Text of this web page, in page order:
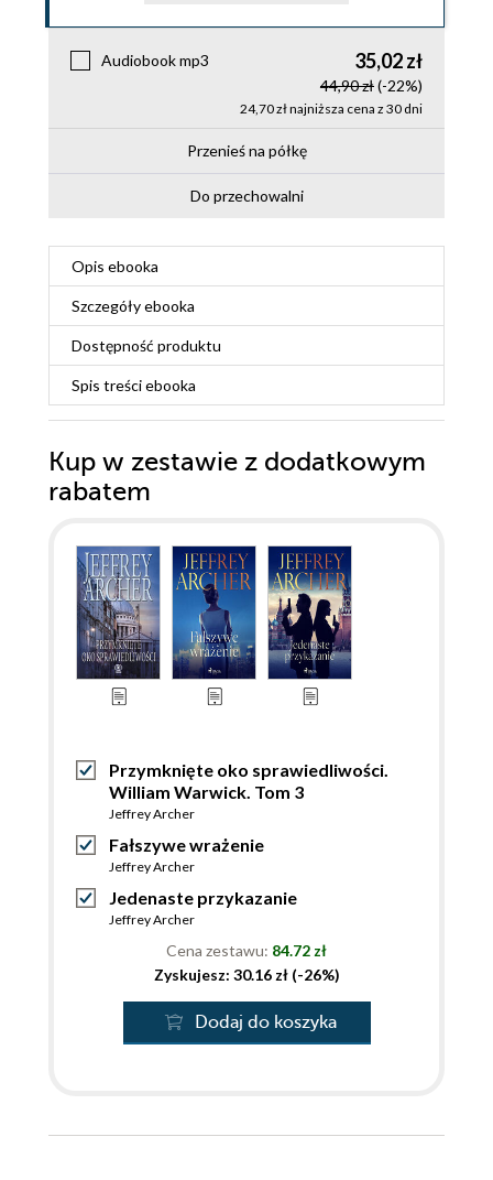
Audiobook mp3 35,02 zł
44,90 zł(-22%)
24,70 zł najniższa cena z 30 dni
Przenieś na półkę
Do przechowalni
Opis ebooka
Szczegółyebooka
Dostępność produktu
Spis treściebooka
Kup w zestawie z dodatkowym
rabatem
Przymknięte oko sprawiedliwości.
William Warwick. Tom 3
Jeffrey Archer
Fałszywe wrażenie
Jeffrey Archer
Jedenaste przykazanie
Jeffrey Archer
Cena zestawu: 84.72 zł
Zyskujesz: 30.16 zł (-26%)
Dodaj do koszyka